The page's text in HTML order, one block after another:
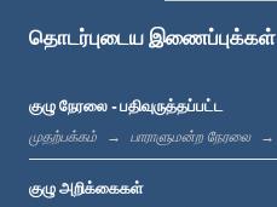
தொடர்புடைய இணைப்புக்கள்
குழு நேரலை - பதிவுருத்தப்பட்ட
முதற்பக்கம் பாராளுமன்ற நேரலை
குழு அறிக்கைகள்